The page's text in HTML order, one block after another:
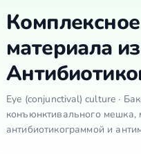
материала
Eye (conjunctival) culture ·
конъюнктивального мешка,
антибиотикограммой и